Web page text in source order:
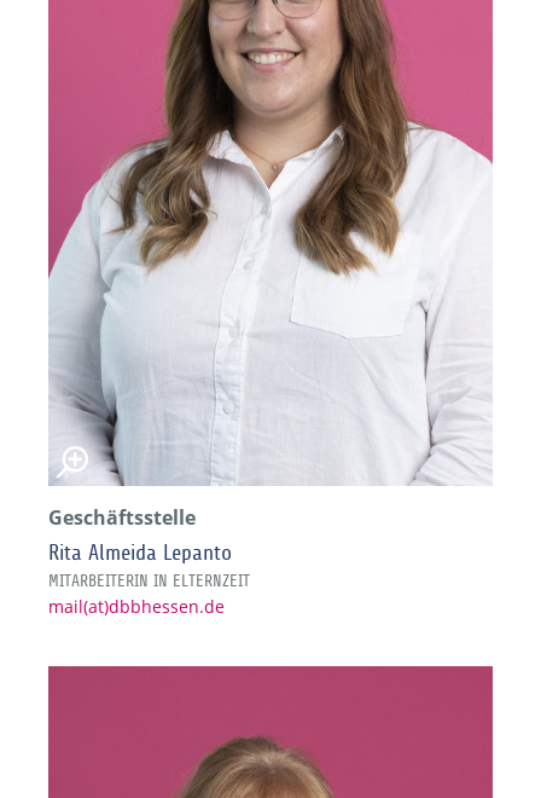
Geschäftsstelle
Rita Almeida Lepanto
MITARBEITERIN IN ELTERNZEIT
mail(at)dbbhessen.de